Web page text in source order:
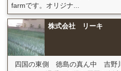
farmです。オリジナ...
株式会社 リーキ
四国の東側 徳島の真ん中 吉野